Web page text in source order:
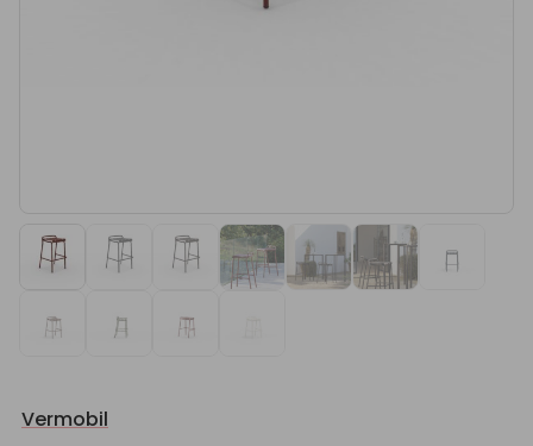
Vermobil